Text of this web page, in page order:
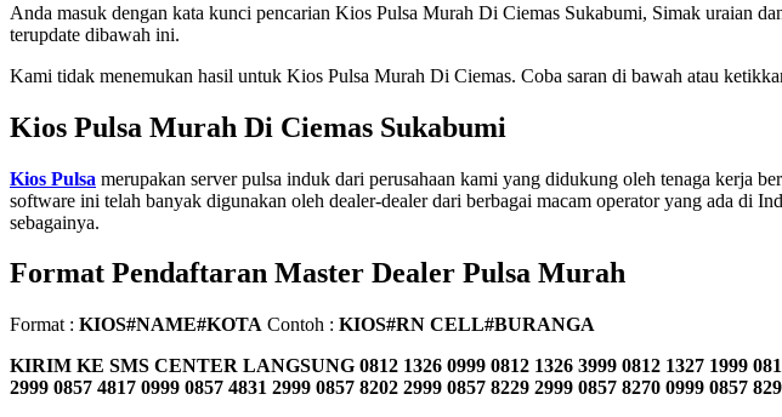
Anda masuk dengan kata kunci pencarian Kios Pulsa Murah Di Ciemas Sukabumi, Simak uraian
terupdate dibawah ini.
Kami tidak menemukan hasil untuk Kios Pulsa Murah Di Ciemas. Coba saran di bawah atau
Kios Pulsa Murah Di Ciemas Sukabumi
Kios Pulsa merupakan server pulsa induk dari perusahaan kami yang didukung oleh tenaga kerja
software ini telah banyak digunakan oleh dealer-dealer dari berbagai macam operator yang ada di
sebagainya.
Format Pendaftaran Master Dealer Pulsa Murah
Format : KIOS#NAME#KOTA Contoh : KIOS#RN CELL#BURANGA
KIRIM KE SMS CENTER LANGSUNG 0812 1326 0999 0812 1326 3999 0812 1327 1999
2999 0857 4817 0999 0857 4831 2999 0857 8202 2999 0857 8229 2999 0857 8270 0999 0857